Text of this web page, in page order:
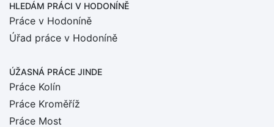
HLEDÁM PRÁCI V HODONÍNĚ
Práce v Hodoníně
Úřad práce v Hodoníně
ÚŽASNÁ PRÁCE JINDE
Práce Kolín
Práce Kroměříž
Práce Most